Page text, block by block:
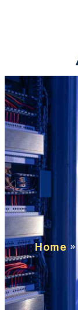
Home